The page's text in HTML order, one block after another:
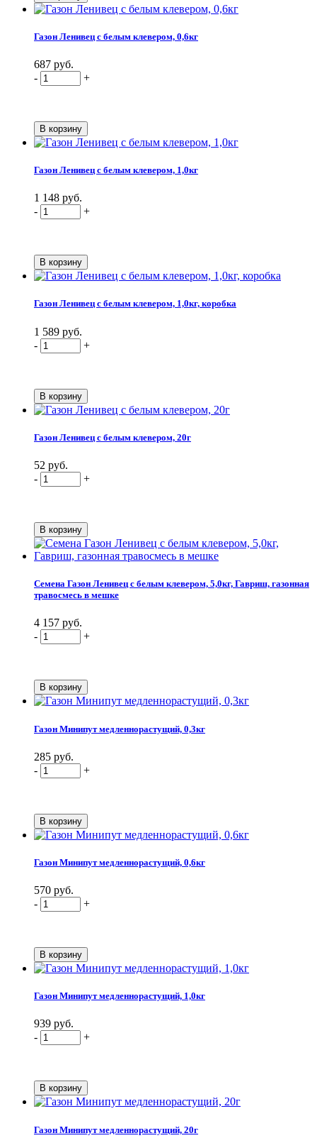
Газон Ленивец с белым клевером, 0,6кг
687 руб.
-
+
Газон Ленивец с белым клевером, 1,0кг
1 148 руб.
-
+
Газон Ленивец с белым клевером, 1,0кг, коробка
1 589 руб.
-
+
Газон Ленивец с белым клевером, 20г
52 руб.
-
+
Семена Газон Ленивец с белым клевером, 5,0кг, Гавриш, газонная
травосмесь в мешке
4 157 руб.
-
+
Газон Минипут медленнорастущий, 0,3кг
285 руб.
-
+
Газон Минипут медленнорастущий, 0,6кг
570 руб.
-
+
Газон Минипут медленнорастущий, 1,0кг
939 руб.
-
+
Газон Минипут медленнорастущий, 20г